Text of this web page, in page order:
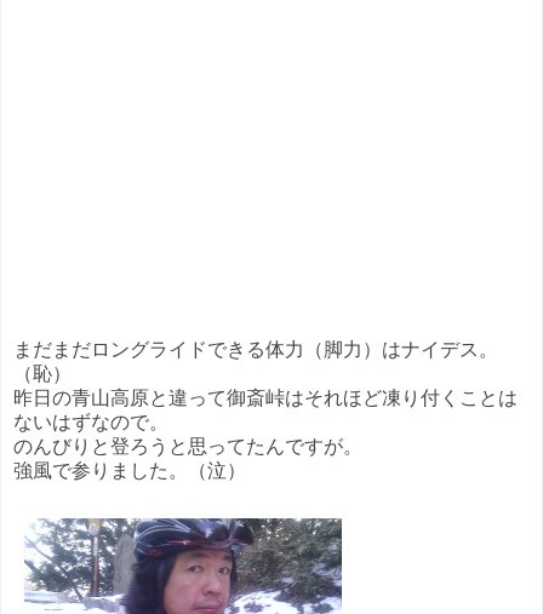
まだまだロングライドできる体力（脚力）はナイデス。
（恥）
昨日の青山高原と違って御斎峠はそれほど凍り付くことは
ないはずなので。
のんびりと登ろうと思ってたんですが。
強風で参りました。（泣）